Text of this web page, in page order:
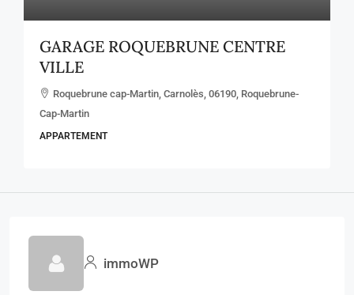
GARAGE ROQUEBRUNE CENTRE
VILLE
Roquebrune cap-Martin, Carnolès, 06190, Roquebrune-
Cap-Martin
APPARTEMENT
immoWP